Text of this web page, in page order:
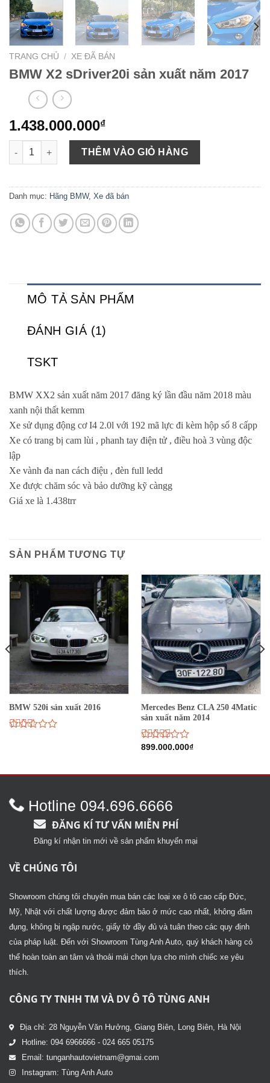
TRANG CHỦ / XE ĐÃ BÁN
BMW X2 sDriver20i sản xuất năm 2017
1.438.000.000₫
BMW X2 sDriver20i sản xuất năm 2017 số lượng
THÊM VÀO GIỎ HÀNG
Danh mục: Hãng BMW, Xe đã bán
MÔ TẢ SẢN PHẨM
ĐÁNH GIÁ (1)
TSKT
BMW XX2 sản xuất năm 2017 đăng ký lần đầu năm 2018 màu
xanh nội thất kemm
Xe sử dụng động cơ I4 2.0l với 192 mã lực đi kèm hộp số 8 cấpp
Xe có trang bị cam lùi , phanh tay điện tử , điều hoà 3 vùng độc
lập
Xe vành đa nan cách điệu , đèn full ledd
Xe được chăm sóc và bảo dưỡng kỹ càngg
Giá xe là 1.438trr
SẢN PHẨM TƯƠNG TỰ
BMW 520i sản xuất 2016
5 sao
Mercedes Benz CLA 250 4Matic
sản xuất năm 2014
Được
2.985
899.000.000₫
Hotline 094.696.6666
ĐĂNG KÍ TƯ VẤN MIỄN PHÍ
Đăng kí nhận tin mới về sản phẩm khuyến mại
VỀ CHÚNG TÔI
Showroom chúng tôi chuyên mua bán các loại xe ô tô cao cấp Đức,
Mỹ, Nhật với chất lượng được đảm bảo ở mức cao nhất, không đâm
đụng, không bị ngập nước, giấy tờ đầy đủ và tuân theo các quy định
của pháp luật. Đến với Showroom Tùng Anh Auto, quý khách hàng có
thể hoàn toàn an tâm và thoải mái chọn lựa cho mình chiếc xe yêu
thích.
CÔNG TY TNHH TM VÀ DV Ô TÔ TÙNG ANH
Địa chỉ: 28 Nguyễn Văn Hưởng, Giang Biên, Long Biên, Hà Nội
Hotline: 094 6966666 - 024 665 05175
Email: tunganhautovietnam@gmai.com
Instagram: Tùng Anh Auto